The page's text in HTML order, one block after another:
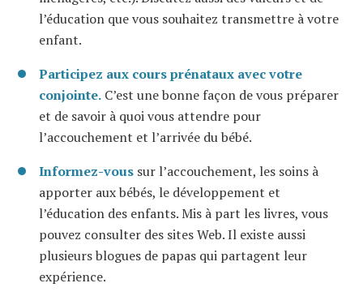
l’éducation que vous souhaitez transmettre à votre
enfant.
Participez aux cours prénataux avec votre
conjointe. C’est une bonne façon de vous préparer
et de savoir à quoi vous attendre pour
l’accouchement et l’arrivée du bébé.
Informez-vous sur l’accouchement, les soins à
apporter aux bébés, le développement et
l’éducation des enfants. Mis à part les livres, vous
pouvez consulter des sites Web. Il existe aussi
plusieurs blogues de papas qui partagent leur
expérience.